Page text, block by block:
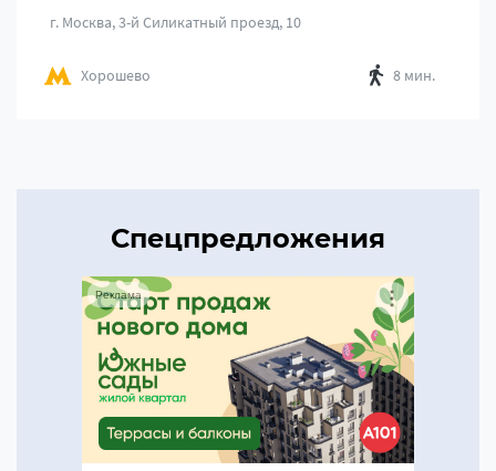
г. Москва, 3-й Силикатный проезд, 10
Хорошево 8 мин.
Спецпредложения
Реклама